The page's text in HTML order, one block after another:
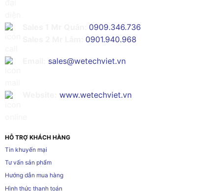
0909.346.736
0901.940.968
sales@wetechviet.vn
www.wetechviet.vn
HỖ TRỢ KHÁCH HÀNG
Tin khuyến mại
Tư vấn sản phẩm
Hướng dẫn mua hàng
Hình thức thanh toán